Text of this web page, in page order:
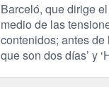
Barceló, que dirige
medio de las
contenidos; antes de
que son dos días’ y